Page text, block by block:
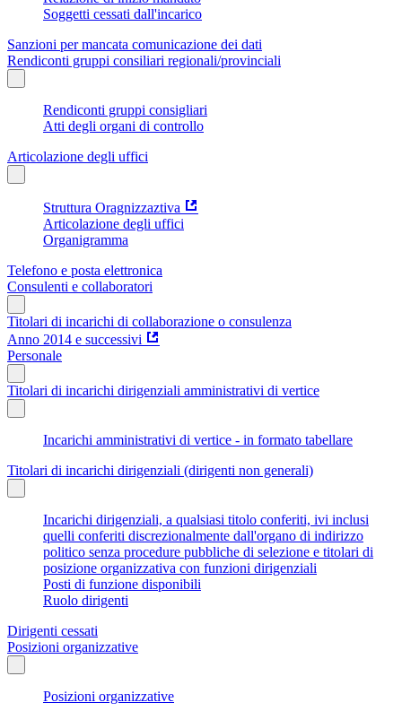
Soggetti cessati dall'incarico
Sanzioni per mancata comunicazione dei dati
Rendiconti gruppi consiliari regionali/provinciali
Rendiconti gruppi consigliari
Atti degli organi di controllo
Articolazione degli uffici
Struttura Oragnizzaztiva
Articolazione degli uffici
Organigramma
Telefono e posta elettronica
Consulenti e collaboratori
Titolari di incarichi di collaborazione o consulenza
Anno 2014 e successivi
Personale
Titolari di incarichi dirigenziali amministrativi di vertice
Incarichi amministrativi di vertice - in formato tabellare
Titolari di incarichi dirigenziali (dirigenti non generali)
Incarichi dirigenziali, a qualsiasi titolo conferiti, ivi inclusi
quelli conferiti discrezionalmente dall'organo di indirizzo
politico senza procedure pubbliche di selezione e titolari di
posizione organizzativa con funzioni dirigenziali
Posti di funzione disponibili
Ruolo dirigenti
Dirigenti cessati
Posizioni organizzative
Posizioni organizzative